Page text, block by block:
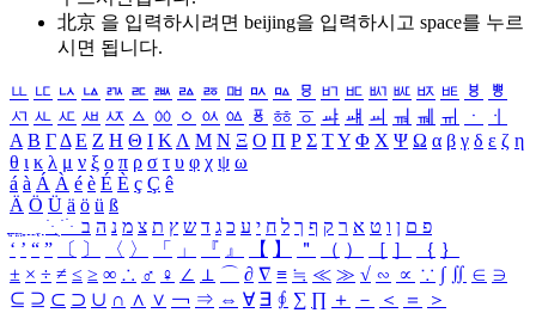
北京 을 입력하시려면 beijing을 입력하시고 space를 누르
시면 됩니다.
ㅥ ㅦ ㅧ ㅨ ㅩ ㅪ ㅫ ㅬ ㅭ ㅮ ㅯ ㅰ ㅱ ㅲ ㅳ ㅴ ㅵ ㅶ ㅷ ㅸ
ㅹ
ㅺ ㅻ ㅼ ㅽ ㅾ ㅿ ㆀ ㆁ ㆂ ㆃ ㆄ ㆅ ㆆ ㆇ ㆈ ㆉ ㆊ ㆋ ㆌ ㆍ
ㆎ
Α Β ΓΔ Ε Ζ Η Θ Ι ΚΛ Μ Ν Ξ Ο Π Ρ Σ ΤΥ Φ Χ Ψ Ω α β γ δ ε ζ η
θ ι κ λ μ ν ξ ο π ρ σ τ υ φ χ ψ ω
á à Á À é è É È ç Ç ê
Ä Ö Ü ä ö ü ß
ִֶֹ ֻּ ׁׂ פ ם ן ו ט א ר ק ף ך ל ח י ע כ ג ד ש ץ ת צ מ נ ה ב
‘ ’ “ ” 〔 〕 〈 〉 「 」 『 』 【 】 ＂ （ ） ［ ］ ｛ ｝
± × ÷ ≠ ≤ ≥ ∞ ∴ ♂ ♀ ∠ ⊥ ⌒ ∂ ∇ ≡ ≒ ≪ ≫ √ ∽ ∝ ∵ ∫ ∬ ∈ ∋
⊆ ⊇ ⊂ ⊃ ∪ ∩ ∧ ∨ ￢ ⇒ ⇔ ∀ ∃ ∮ ∑ ∏ ＋ － ＜ ＝
＞